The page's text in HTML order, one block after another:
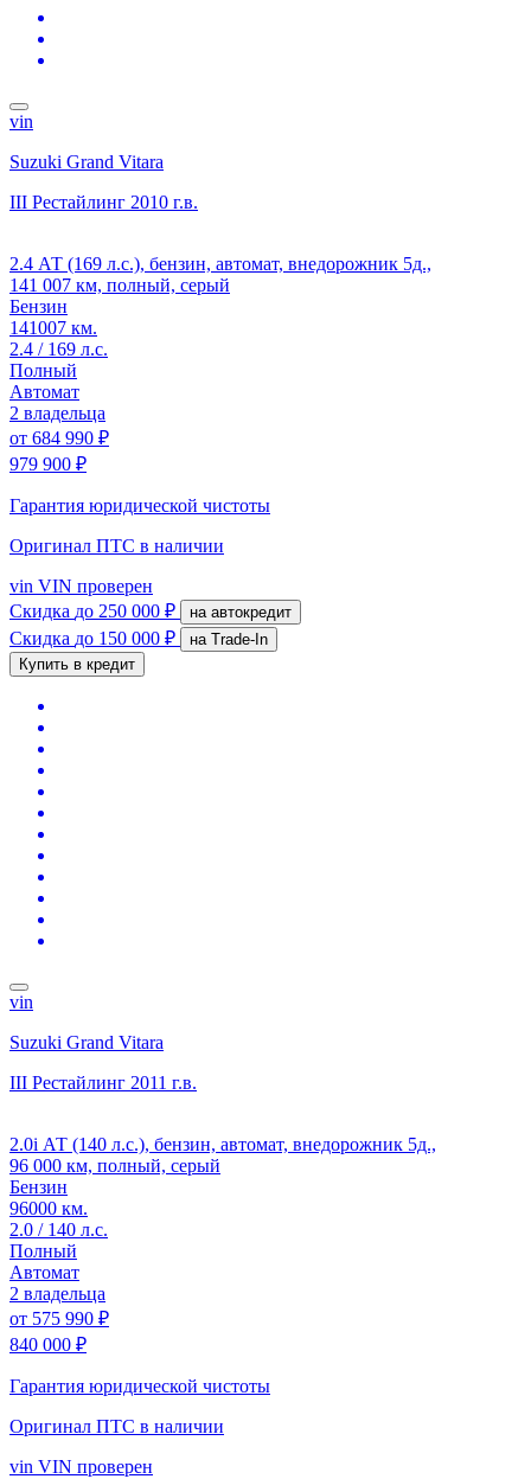
vin
Suzuki Grand Vitara
III Рестайлинг 2010 г.в.
2.4 АТ (169 л.с.), бензин, автомат, внедорожник 5д.,
141 007 км, полный, серый
Бензин
141007 км.
2.4 / 169 л.с.
Полный
Автомат
2 владельца
от 684 990 ₽
979 900 ₽
Гарантия юридической чистоты
Оригинал ПТС в наличии
vin VIN проверен
Скидка до 250 000 ₽ на автокредит
Скидка до 150 000 ₽
на Trade-In
Купить в кредит
vin
Suzuki Grand Vitara
III Рестайлинг 2011 г.в.
2.0i АТ (140 л.с.), бензин, автомат, внедорожник 5д.,
96 000 км, полный, серый
Бензин
96000 км.
2.0 / 140 л.с.
Полный
Автомат
2 владельца
от 575 990 ₽
840 000 ₽
Гарантия юридической чистоты
Оригинал ПТС в наличии
vin VIN проверен